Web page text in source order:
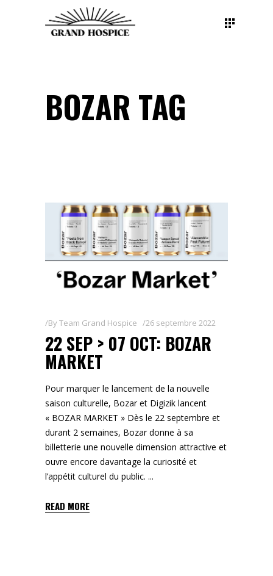
BOZAR TAG
ByTeam Grand Hospice 26 septembre 2022
22 SEP > 07 OCT: BOZAR
MARKET
Pour marquer le lancement de la nouvelle
saison culturelle, Bozar et Digizik lancent
« BOZAR MARKET » Dès le 22 septembre et
durant 2 semaines, Bozar donne à sa
billetterie une nouvelle dimension attractive et
ouvre encore davantage la curiosité et
l’appétit culturel du public.
READ MORE